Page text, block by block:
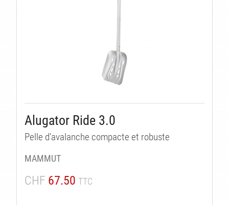
Alugator Ride 3.0
Pelle d’avalanche compacte et robuste
MAMMUT
CHF 67.50 TTC